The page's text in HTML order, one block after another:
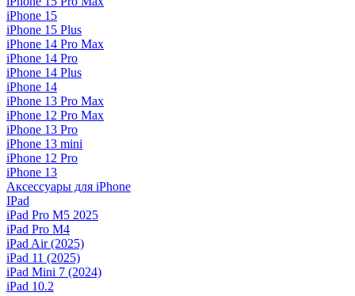
iPhone 15
iPhone 15 Plus
iPhone 14 Pro Max
iPhone 14 Pro
iPhone 14 Plus
iPhone 14
iPhone 13 Pro Max
iPhone 12 Pro Max
iPhone 13 Pro
iPhone 13 mini
iPhone 12 Pro
iPhone 13
Аксессуары для iPhone
IPad
iPad Pro M5 2025
iPad Pro M4
iPad Air (2025)
iPad 11 (2025)
iPad Mini 7 (2024)
iPad 10.2